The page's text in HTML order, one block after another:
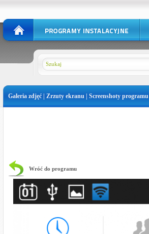
Galeria zdjęć | Zrzuty ekranu | Screenshoty programu
Wróć do programu